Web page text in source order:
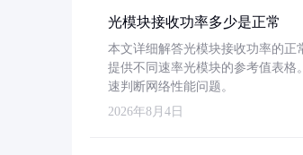
光模块接收功率多少是正常
本文详细解答光模块接收功率的正
提供不同速率光模块的参考值表
速判断网络性能问题。
2026年8月4日